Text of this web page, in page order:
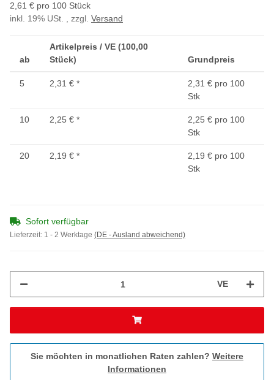
2,61 € pro 100 Stück
inkl. 19% USt. , zzgl. Versand
ab
Artikelpreis / VE (100,00
Stück)
Grundpreis
5 2,31 € *
2,31 € pro 100
Stk
10 2,25 € *
2,25 € pro 100
Stk
20 2,19 € *
2,19 € pro 100
Stk
Sofort verfügbar
Lieferzeit: 1 - 2 Werktage (DE - Ausland abweichend)
VE
Sie möchten in monatlichen Raten zahlen? Weitere
Informationen